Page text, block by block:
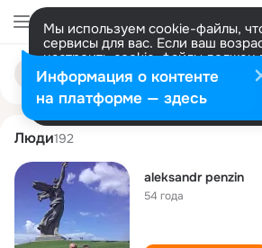
Мы используем cookie-файлы,
сервисы для вас. Если ваш
настроить cookie-файлы должен
представитель. Больше
Разрешить все Настроить
Поиск
людям
aleksandr penzin
Люди192
aleksandr penzin
54 года
Информация о контенте
на платформе — здесь